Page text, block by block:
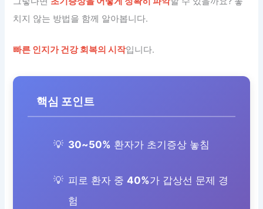
치지 않는 방법을 함께 알아봅니다.
빠른 인지가 건강 회복의 시작입니다.
핵심 포인트
30~50% 환자가 초기증상 놓침
피로 환자 중40%가 갑상선 문제 경
험